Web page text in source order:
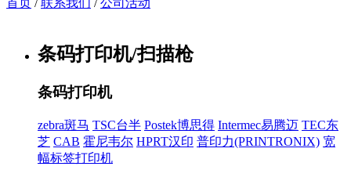
首页 / 联系我们 / 公司活动
条码打印机/扫描枪
条码打印机
zebra斑马 TSC台半 Postek博思得 Intermec易腾迈 TEC东
芝 CAB 霍尼韦尔 HPRT汉印 普印力(PRINTRONIX) 宽
幅标签打印机